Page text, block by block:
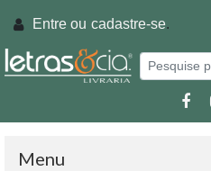
Entre ou cadastre-se.
Menu